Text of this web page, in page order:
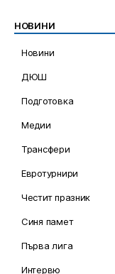
НОВИНИ
Новини
ДЮШ
Подготовка
Медии
Трансфери
Евротурнири
Честит празник
Синя памет
Първа лига
Интервю